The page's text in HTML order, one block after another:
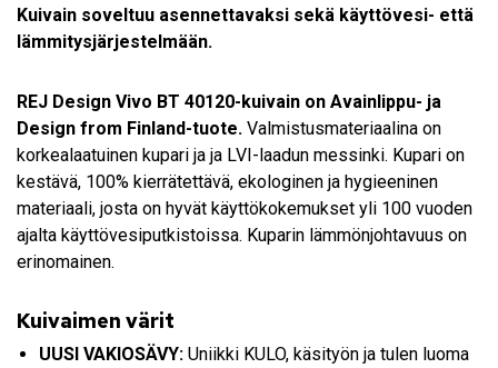
Kuivain soveltuu asennettavaksi sekä käyttövesi- että
lämmitysjärjestelmään.
REJ Design Vivo BT 40120-kuivain on Avainlippu- ja
Design from Finland-tuote. Valmistusmateriaalina on
korkealaatuinen kupari ja ja LVI-laadun messinki. Kupari on
kestävä, 100% kierrätettävä, ekologinen ja hygieeninen
materiaali, josta on hyvät käyttökokemukset yli 100 vuoden
ajalta käyttövesiputkistoissa. Kuparin lämmönjohtavuus on
erinomainen.
Kuivaimen värit
UUSI VAKIOSÄVY: Uniikki KULO, käsityön ja tulen luoma